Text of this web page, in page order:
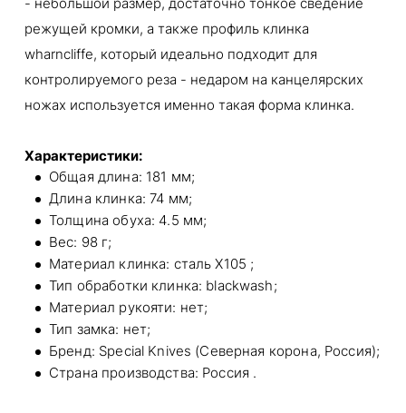
- небольшой размер, достаточно тонкое сведение
режущей кромки, а также профиль клинка
wharncliffe, который идеально подходит для
контролируемого реза - недаром на канцелярских
ножах используется именно такая форма клинка.
Характеристики:
Общая длина: 181 мм;
Длина клинка: 74 мм;
Толщина обуха: 4.5 мм;
Вес: 98 г;
Материал клинка: сталь Х105 ;
Тип обработки клинка: blackwash;
Материал рукояти: нет;
Тип замка: нет;
Бренд: Special Knives (Северная корона, Россия);
Страна производства: Россия .